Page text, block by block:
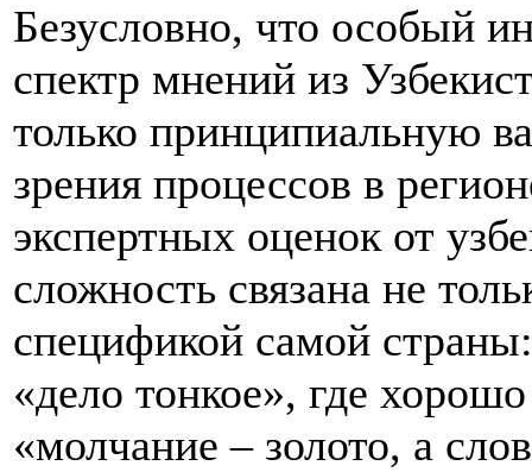
Безусловно, что особый
спектр мнений из
только принципиальную
зрения процессов в
экспертных оценок от
сложность связана не
спецификой самой
«дело тонкое», где
«молчание – золото, а